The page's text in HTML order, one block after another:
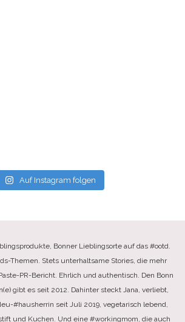
Auf Instagram folgen
Bonner Lieblingsorte auf das #ootd.
Themen. Stets unterhaltsame Stories, die mehr
PR-Bericht. Ehrlich und authentisch. Den Bonn
gibt es seit 2012. Dahinter steckt Jana, verliebt,
#hausherrin seit Juli 2019, vegetarisch lebend,
und Kuchen. Und eine #workingmom, die auch